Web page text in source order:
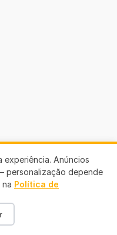
experiência. Anúncios
personalização depende
Política de